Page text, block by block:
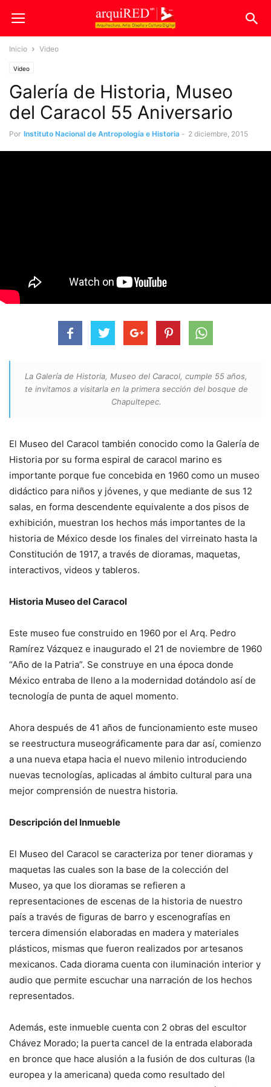
Inicio Video
Video
Galería de Historia, Museo
del Caracol 55 Aniversario
Por Instituto Nacional de Antropología e Historia - 2 diciembre, 2015
La Galería de Historia, Museo del Caracol, cumple 55 años,
te invitamos a visitarla en la primera sección del bosque de
Chapultepec.
El Museo del Caracol también conocido como la Galería de
Historia por su forma espiral de caracol marino es
importante porque fue concebida en 1960 como un museo
didáctico para niños y jóvenes, y que mediante de sus 12
salas, en forma descendente equivalente a dos pisos de
exhibición, muestran los hechos más importantes de la
historia de México desde los finales del virreinato hasta la
Constitución de 1917, a través de dioramas, maquetas,
interactivos, videos y tableros.
Historia Museo del Caracol
Este museo fue construido en 1960 por el Arq. Pedro
Ramírez Vázquez e inaugurado el 21 de noviembre de 1960
“Año de la Patria”. Se construye en una época donde
México entraba de lleno a la modernidad dotándolo así de
tecnología de punta de aquel momento.
Ahora después de 41 años de funcionamiento este museo
se reestructura museográficamente para dar así, comienzo
a una nueva etapa hacia el nuevo milenio introduciendo
nuevas tecnologías, aplicadas al ámbito cultural para una
mejor comprensión de nuestra historia.
Descripción del Inmueble
El Museo del Caracol se caracteriza por tener dioramas y
maquetas las cuales son la base de la colección del
Museo, ya que los dioramas se refieren a
representaciones de escenas de la historia de nuestro
país a través de figuras de barro y escenografías en
tercera dimensión elaboradas en madera y materiales
plásticos, mismas que fueron realizados por artesanos
mexicanos. Cada diorama cuenta con iluminación interior y
audio que permite escuchar una narración de los hechos
representados.
Además, este inmueble cuenta con 2 obras del escultor
Chávez Morado; la puerta cancel de la entrada elaborada
en bronce que hace alusión a la fusión de dos culturas (la
europea y la americana) queda como resultado del